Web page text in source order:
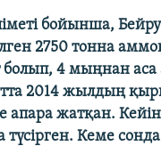
бойынша,
2750 тонна
болып,4 мыңнан аса
2014 жылдың
апара жатқан. Кейін
Кеме